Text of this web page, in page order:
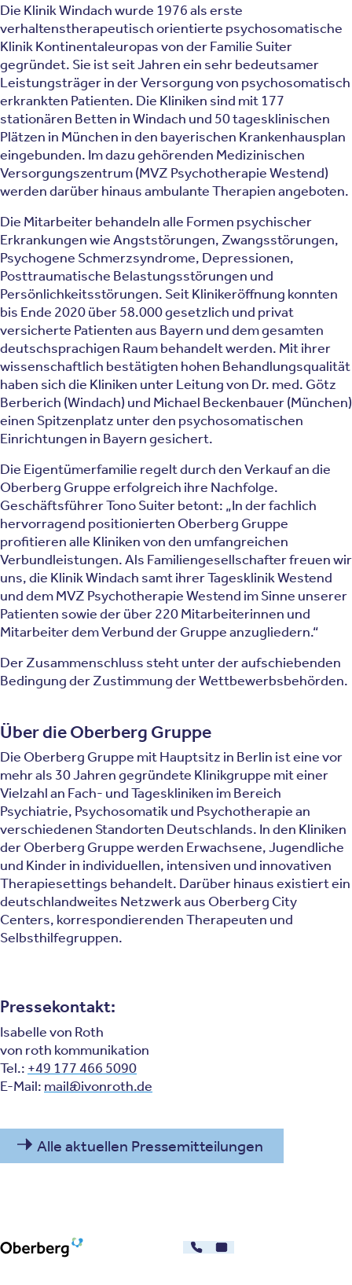
Die Klinik Windach wurde 1976 als erste
verhaltenstherapeutisch orientierte psychosomatische
Klinik Kontinentaleuropas von der Familie Suiter
gegründet. Sie ist seit Jahren ein sehr bedeutsamer
Leistungsträger in der Versorgung von psychosomatisch
erkrankten Patienten. Die Kliniken sind mit 177
stationären Betten in Windach und 50 tagesklinischen
Plätzen in München in den bayerischen Krankenhausplan
eingebunden. Im dazu gehörenden Medizinischen
Versorgungszentrum (MVZ Psychotherapie Westend)
werden darüber hinaus ambulante Therapien angeboten.
Die Mitarbeiter behandeln alle Formen psychischer
Erkrankungen wie Angststörungen, Zwangsstörungen,
Psychogene Schmerzsyndrome, Depressionen,
Posttraumatische Belastungsstörungen und
Persönlichkeitsstörungen. Seit Klinikeröffnung konnten
bis Ende 2020 über 58.000 gesetzlich und privat
versicherte Patienten aus Bayern und dem gesamten
deutschsprachigen Raum behandelt werden. Mit ihrer
wissenschaftlich bestätigten hohen Behandlungsqualität
haben sich die Kliniken unter Leitung von Dr. med. Götz
Berberich (Windach) und Michael Beckenbauer (München)
einen Spitzenplatz unter den psychosomatischen
Einrichtungen in Bayern gesichert.
Die Eigentümerfamilie regelt durch den Verkauf an die
Oberberg Gruppe erfolgreich ihre Nachfolge.
Geschäftsführer Tono Suiter betont: „In der fachlich
hervorragend positionierten Oberberg Gruppe
profitieren alle Kliniken von den umfangreichen
Verbundleistungen. Als Familiengesellschafter freuen wir
uns, die Klinik Windach samt ihrer Tagesklinik Westend
und dem MVZ Psychotherapie Westend im Sinne unserer
Patienten sowie der über 220 Mitarbeiterinnen und
Mitarbeiter dem Verbund der Gruppe anzugliedern.“
Der Zusammenschluss steht unter der aufschiebenden
Bedingung der Zustimmung der Wettbewerbsbehörden.
Über die Oberberg Gruppe
Die Oberberg Gruppe mit Hauptsitz in Berlin ist eine vor
mehr als 30 Jahren gegründete Klinikgruppe mit einer
Vielzahl an Fach- und Tageskliniken im Bereich
Psychiatrie, Psychosomatik und Psychotherapie an
verschiedenen Standorten Deutschlands. In den Kliniken
der Oberberg Gruppe werden Erwachsene, Jugendliche
und Kinder in individuellen, intensiven und innovativen
Therapiesettings behandelt. Darüber hinaus existiert ein
deutschlandweites Netzwerk aus Oberberg City
Centers, korrespondierenden Therapeuten und
Selbsthilfegruppen.
Pressekontakt:
Isabelle von Roth
von roth kommunikation
Tel.: +49 177 466 5090
E-Mail: mail@ivonroth.de
Alle aktuellen Pressemitteilungen
030 - 26478607
Kontakt